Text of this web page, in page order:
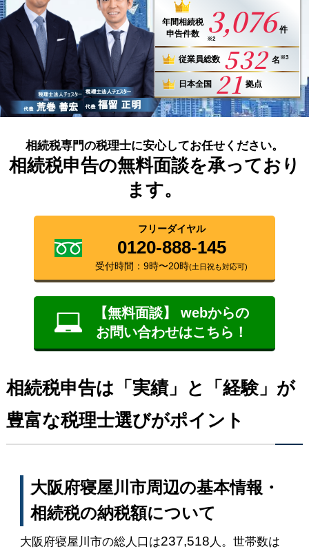
年間相続税
申告件数
3,076 件
※2
従業員総数 532 名 ※3
日本全国 21 拠点
相続税専門の税理士に安心してお任せください。
相続税申告の無料面談を承っており
ます。
フリーダイヤル
0120-888-145
受付時間：9時〜20時(土日祝も対応可)
【無料面談】 webからの
お問い合わせはこちら！
相続税申告は「実績」と「経験」が
豊富な税理士選びがポイント
大阪府寝屋川市周辺の基本情報・
相続税の納税額について
大阪府寝屋川市の総人口は237,518 人。世帯数は